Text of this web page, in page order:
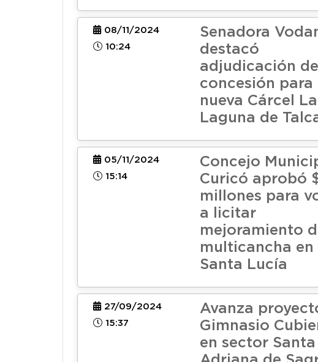
08/11/2024
10:24
Senadora
destacó
adjudicación de
concesión para
nueva Cárcel La
Laguna de
05/11/2024
15:14
Concejo
Curicó aprobó
millones para
a licitar
mejoramiento
multicancha en
Santa Lucía
27/09/2024
15:37
Avanza
Gimnasio
en sector Santa